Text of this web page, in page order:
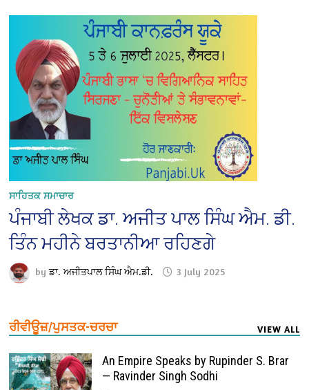
ਸਾਹਿਤਕ ਸਮਾਚਾਰ
ਪੰਜਾਬੀ ਲੇਖਕ ਡਾ. ਅਜੀਤ ਪਾਲ ਸਿੰਘ ਐਮ. ਡੀ.
ਤਿੰਨ ਮਹੀਨੇ ਬਰਤਾਨੀਆ ਰਹਿਣਗੇ
byਡਾ. ਅਜੀਤਪਾਲ ਸਿੰਘ ਐਮ.ਡੀ. 3 July 2025
ਰੀਵੀਊਜ਼/ਪੁਸਤਕ-ਚਰਚਾ VIEW ALL
An Empire Speaks by Rupinder S. Brar
— Ravinder Singh Sodhi